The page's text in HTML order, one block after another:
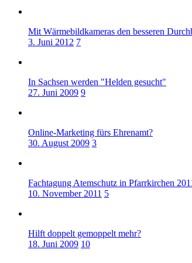
Mit Wärmebildkameras den besseren
3. Juni 2012 7
In Sachsen werden "Helden gesucht"
27. Juni 2009 9
Online-Marketing fürs Ehrenamt?
30. August 2009 3
Fachtagung Atemschutz in Pfarrkirchen
10. November 2011 5
Hilft doppelt gemoppelt mehr?
18. Juni 2009 10